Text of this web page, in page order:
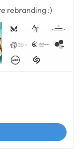
rebranding :)